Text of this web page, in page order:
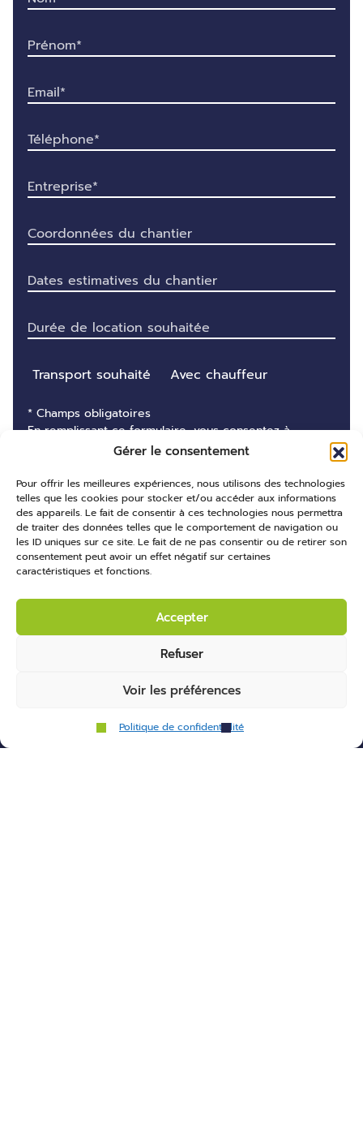
Gérer le consentement
Pour offrir les meilleures expériences, nous utilisons des technologies
telles que les cookies pour stocker et/ou accéder aux informations
des appareils. Le fait de consentir à ces technologies nous permettra
de traiter des données telles que le comportement de navigation ou
les ID uniques sur ce site. Le fait de ne pas consentir ou de retirer son
consentement peut avoir un effet négatif sur certaines
caractéristiques et fonctions.
Accepter
Refuser
Voir les préférences
Politique de confidentialité
Transport souhaité Avec chauffeur
* Champs obligatoires
En remplissant ce formulaire, vous consentez à
transmettre des informations personnelles et vous
seront ni cédées, ni diffusées, ni commercialisées, et
seront utilisées dans le respect de la législation RGPD.